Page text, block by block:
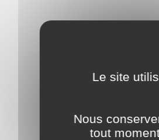
Le site
Nous
tout